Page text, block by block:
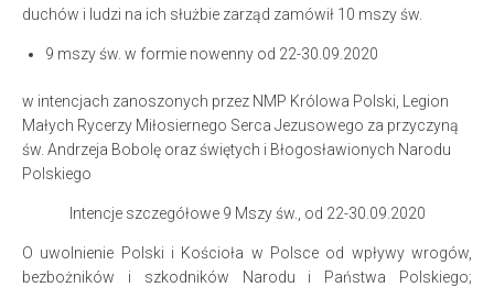
duchów i ludzi na ich służbie zarząd zamówił 10 mszy św.
9 mszy św. w formie nowenny od 22-30.09.2020
w intencjach zanoszonych przez NMP Królowa Polski, Legion
Małych Rycerzy Miłosiernego Serca Jezusowego za przyczyną
św. Andrzeja Bobolę oraz świętych i Błogosławionych Narodu
Polskiego
Intencje szczegółowe 9 Mszy św., od 22-30.09.2020
O uwolnienie Polski i Kościoła w Polsce od wpływy wrogów,
bezbożników i szkodników Narodu i Państwa Polskiego;